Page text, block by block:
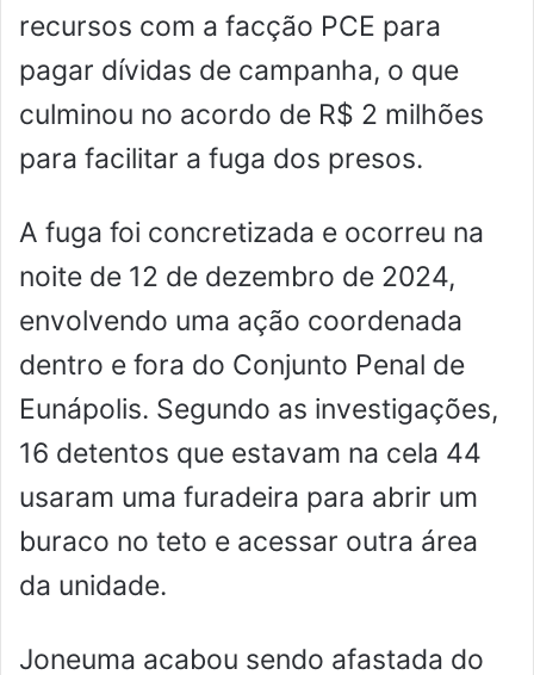
recursos com a facção PCE para
pagar dívidas de campanha, o que
culminou no acordo de R$ 2 milhões
para facilitar a fuga dos presos.
A fuga foi concretizada e ocorreu na
noite de 12 de dezembro de 2024,
envolvendo uma ação coordenada
dentro e fora do Conjunto Penal de
Eunápolis. Segundo as investigações,
16 detentos que estavam na cela 44
usaram uma furadeira para abrir um
buraco no teto e acessar outra área
da unidade.
Joneuma acabou sendo afastada do